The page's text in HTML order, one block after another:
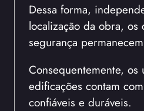
Dessa forma,
localização da obra, os
segurança
Consequentemente, os
edificações contam
confiáveis e duráveis.